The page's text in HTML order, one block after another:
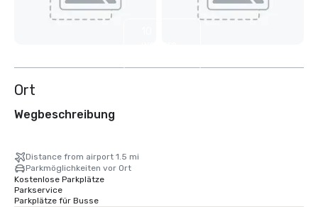
Ort
Wegbeschreibung
Distance from airport 1.5 mi
Parkmöglichkeiten vor Ort
Kostenlose Parkplätze
Parkservice
Parkplätze für Busse